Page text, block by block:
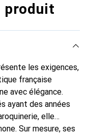
produit
les exigences,
française
avec élégance.
ayant des années
elle
Sur mesure, ses